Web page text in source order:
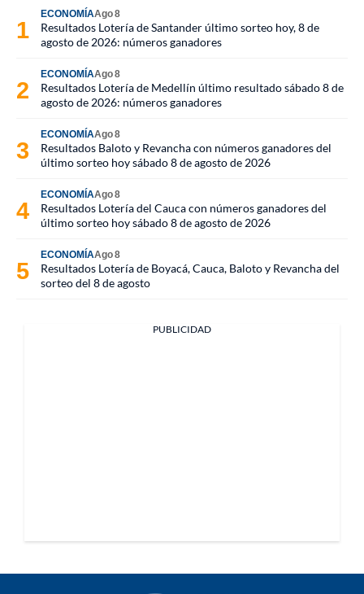
ECONOMÍAAgo 8
Resultados Lotería de Santander último sorteo hoy, 8 de
agosto de 2026: números ganadores
ECONOMÍAAgo 8
Resultados Lotería de Medellín último resultado sábado 8 de
agosto de 2026: números ganadores
ECONOMÍAAgo 8
Resultados Baloto y Revancha con números ganadores del
último sorteo hoy sábado 8 de agosto de 2026
ECONOMÍAAgo 8
Resultados Lotería del Cauca con números ganadores del
último sorteo hoy sábado 8 de agosto de 2026
ECONOMÍAAgo 8
Resultados Lotería de Boyacá, Cauca, Baloto y Revancha del
sorteo del 8 de agosto
PUBLICIDAD